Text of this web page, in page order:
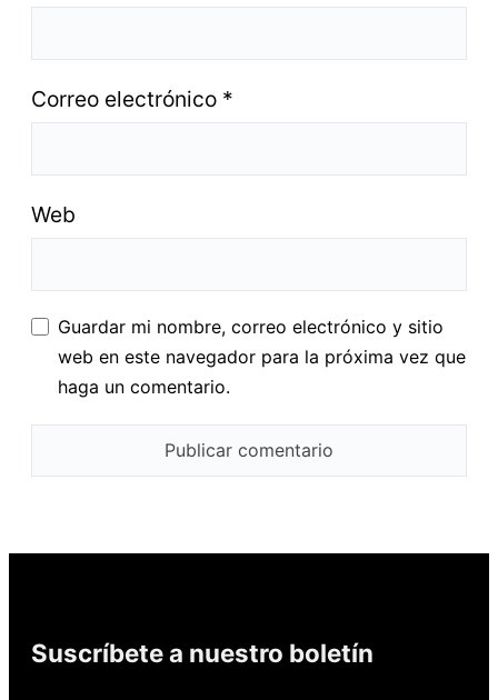
Correo electrónico *
Web
Guardar mi nombre, correo electrónico y sitio
web en este navegador para la próxima vez que
haga un comentario.
Suscríbete a nuestro boletín